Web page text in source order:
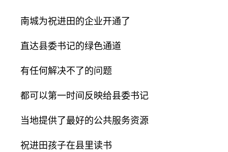
南城为祝进田的企业开通了
直达县委书记的绿色通道
有任何解决不了的问题
都可以第一时间反映给县委书记
当地提供了最好的公共服务资源
祝进田孩子在县里读书